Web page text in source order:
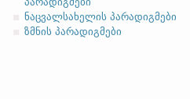
ნაცვალსახელის პარადიგმები
ზმნის პარადიგმები